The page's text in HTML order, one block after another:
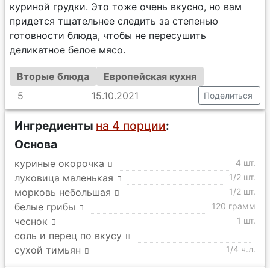
куриной грудки. Это тоже очень вкусно, но вам
придется тщательнее следить за степенью
готовности блюда, чтобы не пересушить
деликатное белое мясо.
Вторые блюда
Европейская кухня
5
15.10.2021 Поделиться
Ингредиенты на 4 порции:
Основа
куриные окорочка 4 шт.
луковица маленькая 1/2 шт.
морковь небольшая 1/2 шт.
белые грибы 120 грамм
чеснок 1 шт.
соль и перец по вкусу
сухой тимьян
1/4 ч.л.